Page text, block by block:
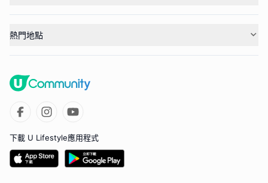
熱門地點
下載 U Lifestyle應用程式